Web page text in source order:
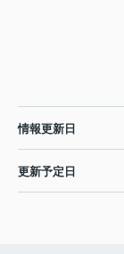
情報更新日
更新予定日